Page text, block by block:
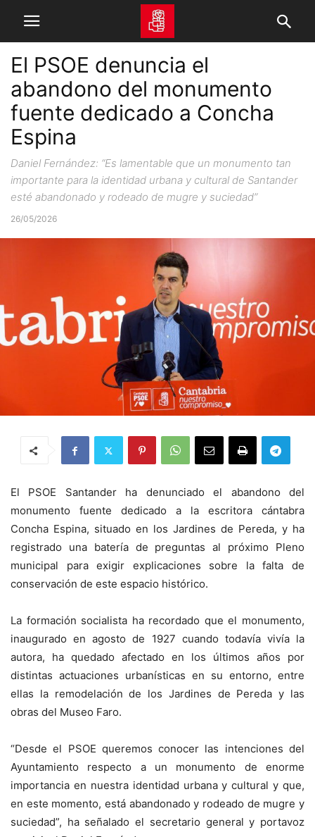
El PSOE denuncia el
abandono del monumento
fuente dedicado a Concha
Espina
Daniel Fernández: “Es lamentable que un monumento tan
importante para la identidad urbana y cultural de Santander
esté abandonado y rodeado de mugre y suciedad”
26/05/2026
El PSOE Santander ha denunciado el abandono del
monumento fuente dedicado a la escritora cántabra
Concha Espina, situado en los Jardines de Pereda, y ha
registrado una batería de preguntas al próximo Pleno
municipal para exigir explicaciones sobre la falta de
conservación de este espacio histórico.
La formación socialista ha recordado que el monumento,
inaugurado en agosto de 1927 cuando todavía vivía la
autora, ha quedado afectado en los últimos años por
distintas actuaciones urbanísticas en su entorno, entre
ellas la remodelación de los Jardines de Pereda y las
obras del Museo Faro.
“Desde el PSOE queremos conocer las intenciones del
Ayuntamiento respecto a un monumento de enorme
importancia en nuestra identidad urbana y cultural y que,
en este momento, está abandonado y rodeado de mugre y
suciedad”, ha señalado el secretario general y portavoz